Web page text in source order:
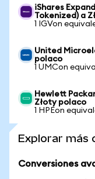
iShares
Tokenized) a
1 IGVon
United
polaco
1 UMCon
Hewlett
Złoty polaco
1 HPEon
Explorar más
Conversiones